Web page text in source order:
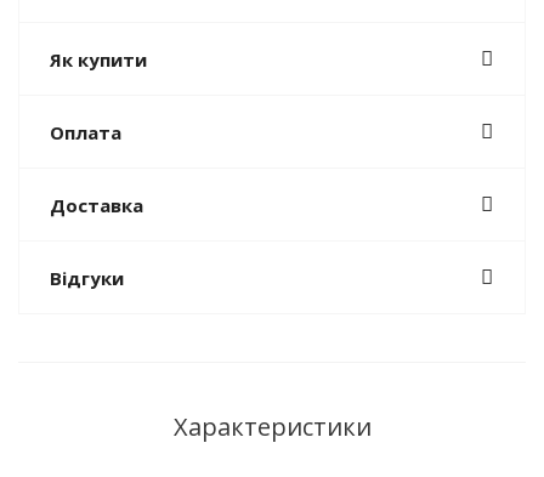
Як купити
Оплата
Доставка
Відгуки
Характеристики